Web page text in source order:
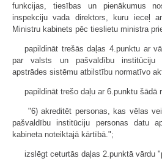
funkcijas, tiesības un pienākumus
inspekciju vada direktors, kuru ieceļ
Ministru kabinets pēc tieslietu ministra
papildināt trešās daļas 4.punktu ar
par valsts un pašvaldību institūciju
apstrādes sistēmu atbilstību normatīvo
papildināt trešo daļu ar 6.punktu šādā
"6) akreditēt personas, kas vēlas
pašvaldību institūciju personas datu
kabineta noteiktajā kārtībā.";
izslēgt ceturtās daļas 2.punktā vārdu